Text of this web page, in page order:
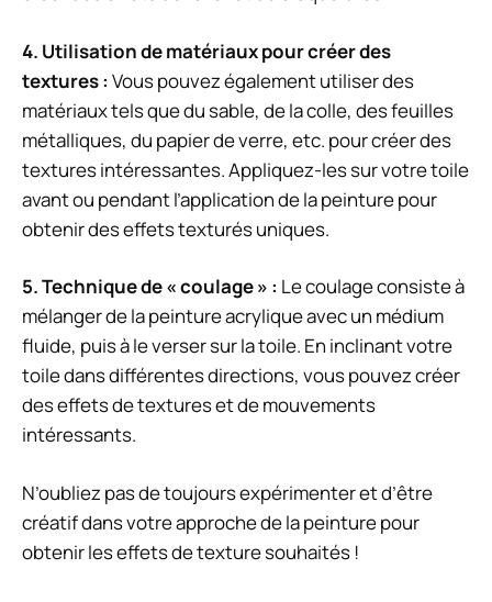
4. Utilisation de matériaux pour créer des
textures: Vous pouvez également utiliser des
matériaux tels que du sable, de la colle, des feuilles
métalliques, du papier de verre, etc. pour créer des
textures intéressantes. Appliquez-les sur votre toile
avant ou pendant l’application de la peinture pour
obtenir des effets texturés uniques.
5.Technique de « coulage » : Le coulage consiste à
mélanger de la peinture acrylique avec un médium
fluide, puis à le verser sur la toile. En inclinant votre
toile dans différentes directions, vous pouvez créer
des effets de textures et de mouvements
intéressants.
N’oubliez pas de toujours expérimenter et d’être
créatif dans votre approche de la peinture pour
obtenir les effets de texture souhaités !